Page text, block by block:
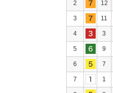
2 12
3 11
4 3
5 9
6 7
7 1